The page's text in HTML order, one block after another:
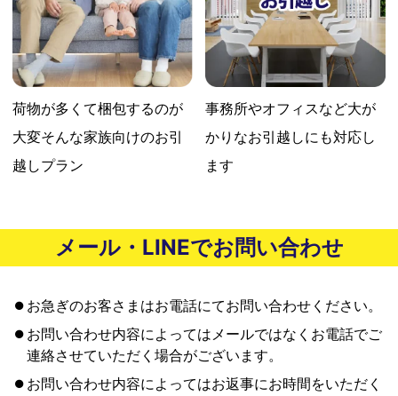
荷物が多くて梱包するのが
大変そんな家族向けのお引
越しプラン
事務所やオフィスなど大が
かりなお引越しにも対応し
ます
メール・LINEでお問い合わせ
お急ぎのお客さまはお電話にてお問い合わせください。
お問い合わせ内容によってはメールではなくお電話でご
連絡させていただく場合がございます。
お問い合わせ内容によってはお返事にお時間をいただく